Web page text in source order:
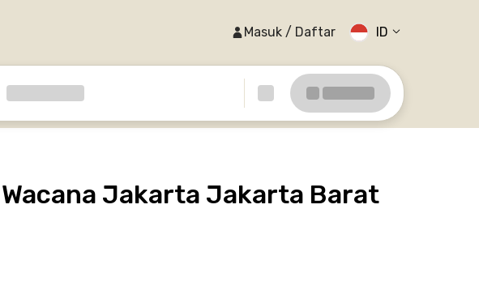
Masuk / Daftar ID
Jakarta Jakarta Barat